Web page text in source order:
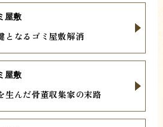
となるゴミ屋敷解消
屋敷
生んだ骨董収集家の末路
屋敷